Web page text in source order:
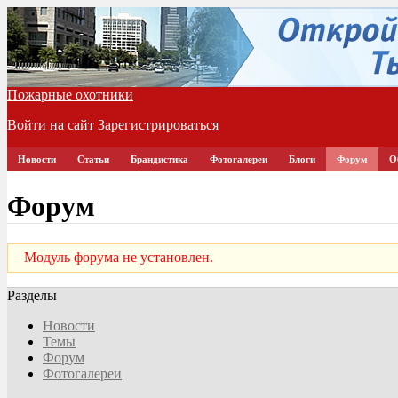
Пожарные охотники
Войти на сайт Зарегистрироваться
Новости Статьи Брандистика Фотогалереи Блоги Форум
Форум
Модуль форума не установлен.
Разделы
Новости
Темы
Форум
Фотогалереи